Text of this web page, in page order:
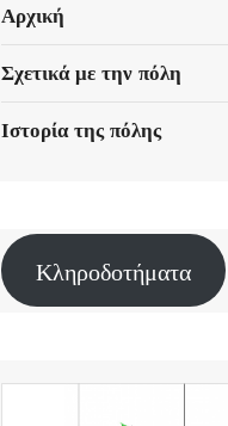
Αρχική
Σχετικά με την πόλη
Ιστορία της πόλης
Κληροδοτήματα